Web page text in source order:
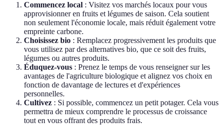
Commencez local : Visitez vos marchés locaux pour vous
approvisionner en fruits et légumes de saison. Cela soutient
non seulement l'économie locale, mais réduit également votre
empreinte carbone.
Choisissez bio : Remplacez progressivement les produits que
vous utilisez par des alternatives bio, que ce soit des fruits,
légumes ou autres produits.
Éduquez-vous : Prenez le temps de vous renseigner sur les
avantages de l'agriculture biologique et alignez vos choix en
fonction de davantage de lectures et d'expériences
personnelles.
Cultivez : Si possible, commencez un petit potager. Cela vous
permettra de mieux comprendre le processus de croissance
tout en vous offrant des produits frais.